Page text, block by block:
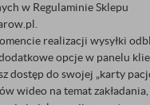
w Regulaminie Sklepu
realizacji wysyłki
opcje w panelu
dostęp do swojej „karty
wideo na temat zakładania,